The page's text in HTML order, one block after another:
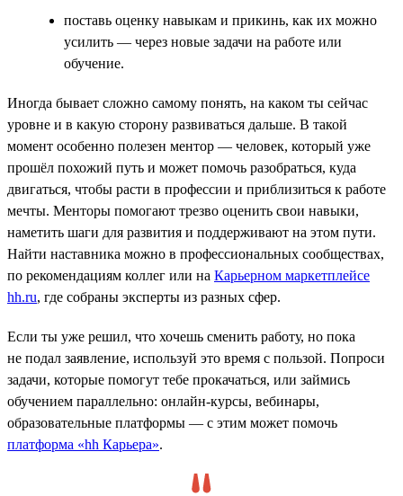
поставь оценку навыкам и прикинь, как их можно
усилить — через новые задачи на работе или
обучение.
Иногда бывает сложно самому понять, на каком ты сейчас
уровне и в какую сторону развиваться дальше. В такой
момент особенно полезен ментор — человек, который уже
прошёл похожий путь и может помочь разобраться, куда
двигаться, чтобы расти в профессии и приблизиться к работе
мечты. Менторы помогают трезво оценить свои навыки,
наметить шаги для развития и поддерживают на этом пути.
Найти наставника можно в профессиональных сообществах,
по рекомендациям коллег или на Карьерном маркетплейсе
hh.ru, где собраны эксперты из разных сфер.
Если ты уже решил, что хочешь сменить работу, но пока
не подал заявление, используй это время с пользой. Попроси
задачи, которые помогут тебе прокачаться, или займись
обучением параллельно: онлайн-курсы, вебинары,
образовательные платформы — с этим может помочь
платформа «hh Карьера».